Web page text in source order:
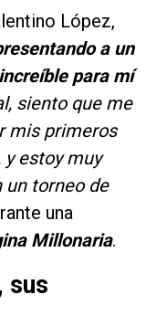
López,
a un
para mí
siento que me
mis primeros
estoy muy
un torneo de
una
Millonaria.
sus